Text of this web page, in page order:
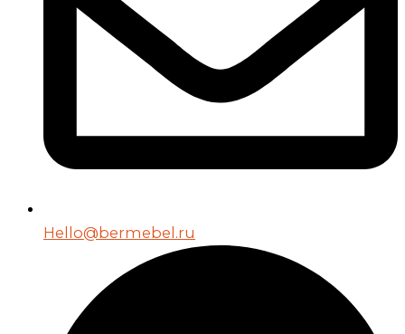
Hello@bermebel.ru